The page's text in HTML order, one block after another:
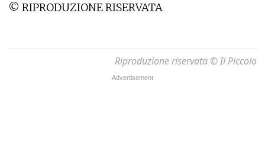
© RIPRODUZIONE RISERVATA
Riproduzione riservata © Il Piccolo